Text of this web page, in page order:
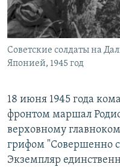
Советские солдаты на
Японией, 1945 год
18 июня 1945 года
фронтом маршал
верховному
грифом "Совершенно
Экземпляр